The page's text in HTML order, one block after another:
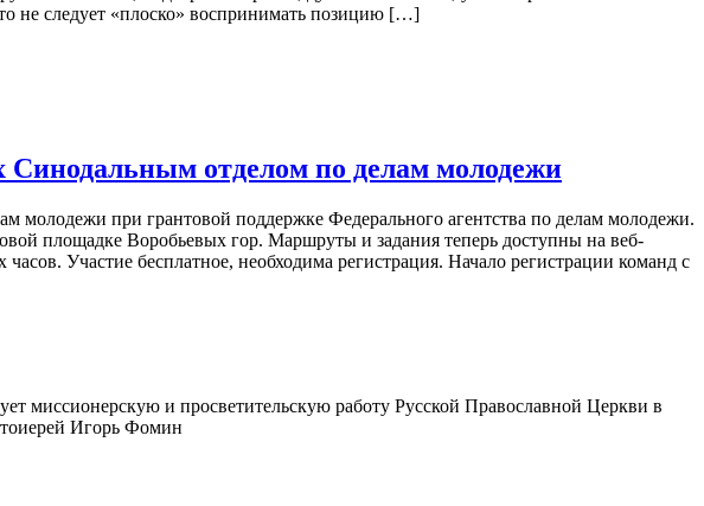
не следует «плоско» воспринимать позицию […]
Синодальным отделом по делам молодежи
молодежи при грантовой поддержке Федерального агентства по делам молодежи.
площадке Воробьевых гор. Маршруты и задания теперь доступны на веб-
Участие бесплатное, необходима регистрация. Начало регистрации команд с
миссионерскую и просветительскую работу Русской Православной Церкви в
Игорь Фомин